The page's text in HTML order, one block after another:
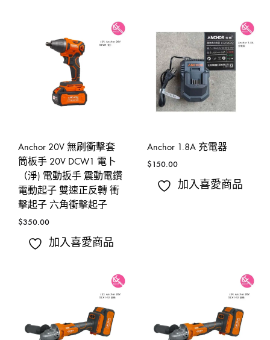
Anchor 20V 無刷衝擊套
筒板手 20V DCW1 電卜
（淨) 電動扳手 震動電鑽
電動起子 雙速正反轉 衝
擊起子 六角衝擊起子
$350.00
加入喜愛商品
Anchor 1.8A 充電器
$150.00
加入喜愛商品